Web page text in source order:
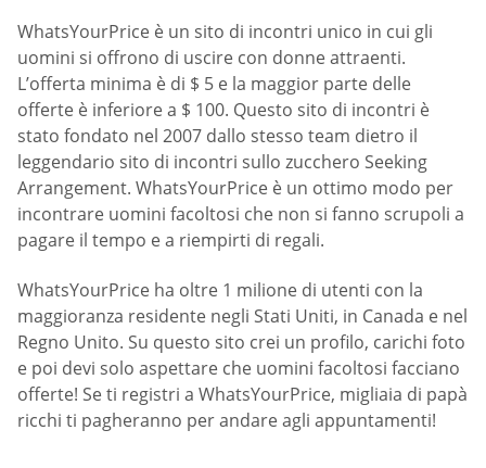
WhatsYourPrice è un sito di incontri unico in cui gli
uomini si offrono di uscire con donne attraenti.
L’offerta minima è di $ 5 e la maggior parte delle
offerte è inferiore a $ 100. Questo sito di incontri è
stato fondato nel 2007 dallo stesso team dietro il
leggendario sito di incontri sullo zucchero Seeking
Arrangement. WhatsYourPrice è un ottimo modo per
incontrare uomini facoltosi che non si fanno scrupoli a
pagare il tempo e a riempirti di regali.
WhatsYourPrice ha oltre 1 milione di utenti con la
maggioranza residente negli Stati Uniti, in Canada e nel
Regno Unito. Su questo sito crei un profilo, carichi foto
e poi devi solo aspettare che uomini facoltosi facciano
offerte! Se ti registri a WhatsYourPrice, migliaia di papà
ricchi ti pagheranno per andare agli appuntamenti!